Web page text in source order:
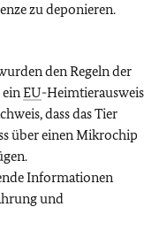
zu deponieren.
den Regeln der
einEU-Heimtierausweis
dass das Tier
über einen Mikrochip
Informationen
und